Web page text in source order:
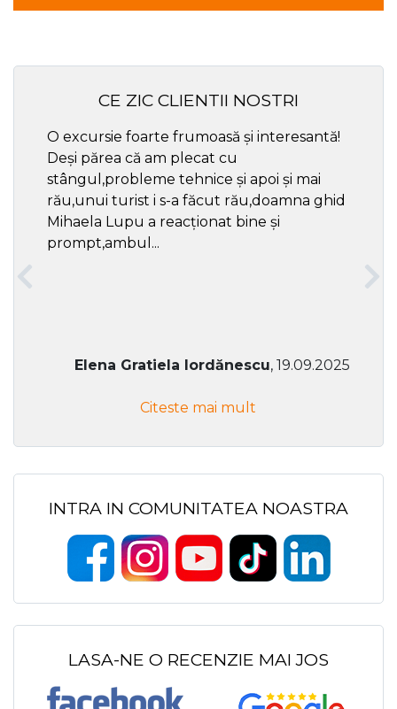
CE ZIC CLIENTII NOSTRI
O excursie foarte frumoasă și interesantă!
Deși părea că am plecat cu
stângul,probleme tehnice și apoi și mai
rău,unui turist i s-a făcut rău,doamna ghid
Mihaela Lupu a reacționat bine și
prompt,ambul...
Elena Gratiela Iordănescu, 19.09.2025
Citeste mai mult
INTRA IN COMUNITATEA NOASTRA
LASA-NE O RECENZIE MAI JOS